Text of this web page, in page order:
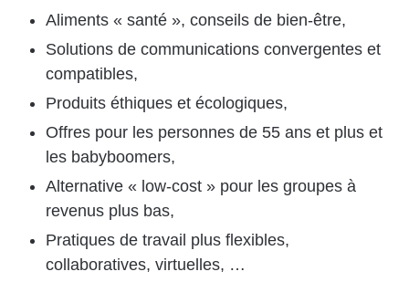
Aliments « santé », conseils de bien-être,
Solutions de communications convergentes et
compatibles,
Produits éthiques et écologiques,
Offres pour les personnes de 55 ans et plus et
les babyboomers,
Alternative « low-cost » pour les groupes à
revenus plus bas,
Pratiques de travail plus flexibles,
collaboratives, virtuelles, …